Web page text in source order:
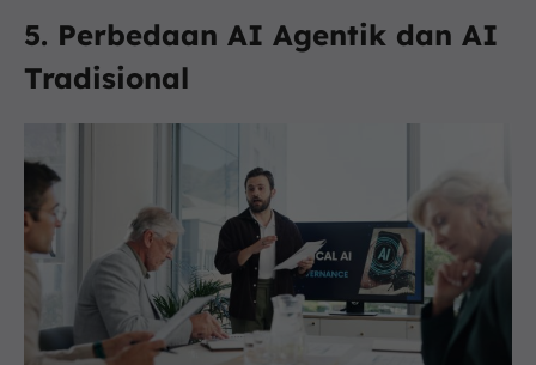
5. Perbedaan AI Agentik dan AI
Tradisional